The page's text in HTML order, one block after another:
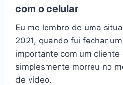
com o celular
Eu me lembro de uma
2021, quando fui fechar
importante com um cliente
simplesmente morreu no
de vídeo.